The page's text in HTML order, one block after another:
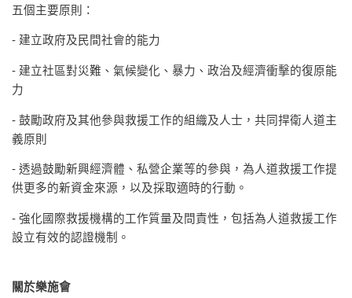
五個主要原則：
- 建立政府及民間社會的能力
- 建立社區對災難、氣候變化、暴力、政治及經濟衝擊的復原能
力
- 鼓勵政府及其他參與救援工作的組織及人士，共同捍衛人道主
義原則
- 透過鼓勵新興經濟體、私營企業等的參與，為人道救援工作提
供更多的新資金來源，以及採取適時的行動。
- 強化國際救援機構的工作質量及問責性，包括為人道救援工作
設立有效的認證機制。
關於樂施會